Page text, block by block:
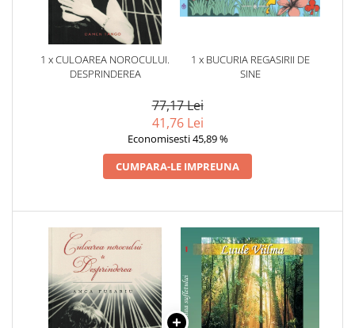
1 x CULOAREA NOROCULUI.
DESPRINDEREA
1 x BUCURIA REGASIRII DE
SINE
77,17 Lei
41,76 Lei
Economisesti 45,89 %
CUMPARA-LE IMPREUNA